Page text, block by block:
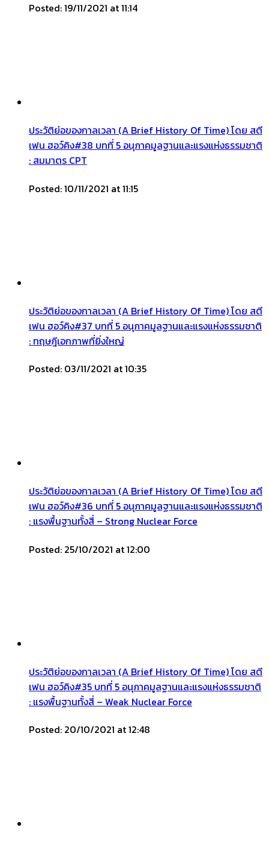
Posted: 19/11/2021 at 11:14
ประวัติย่อของกาลเวลา (A Brief History Of Time) โดย สตี
เฟน ฮอว์คิง#38 บทที่ 5 อนุภาคมูลฐานและแรงแห่งธรรมชาติ
: สมมาตร CPT
Posted: 10/11/2021 at 11:15
ประวัติย่อของกาลเวลา (A Brief History Of Time) โดย สตี
เฟน ฮอว์คิง#37 บทที่ 5 อนุภาคมูลฐานและแรงแห่งธรรมชาติ
: ทฤษฎีเอกภาพที่ยิ่งใหญ่
Posted: 03/11/2021 at 10:35
ประวัติย่อของกาลเวลา (A Brief History Of Time) โดย สตี
เฟน ฮอว์คิง#36 บทที่ 5 อนุภาคมูลฐานและแรงแห่งธรรมชาติ
: แรงพื้นฐานทั้งสี่ – Strong Nuclear Force
Posted: 25/10/2021 at 12:00
ประวัติย่อของกาลเวลา (A Brief History Of Time) โดย สตี
เฟน ฮอว์คิง#35 บทที่ 5 อนุภาคมูลฐานและแรงแห่งธรรมชาติ
: แรงพื้นฐานทั้งสี่ – Weak Nuclear Force
Posted: 20/10/2021 at 12:48